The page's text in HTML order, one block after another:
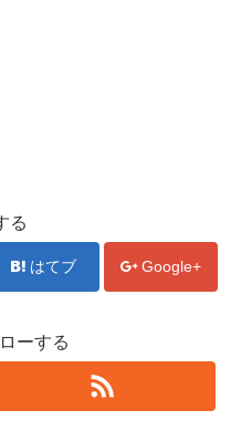
る
はてブ Google+
ーする